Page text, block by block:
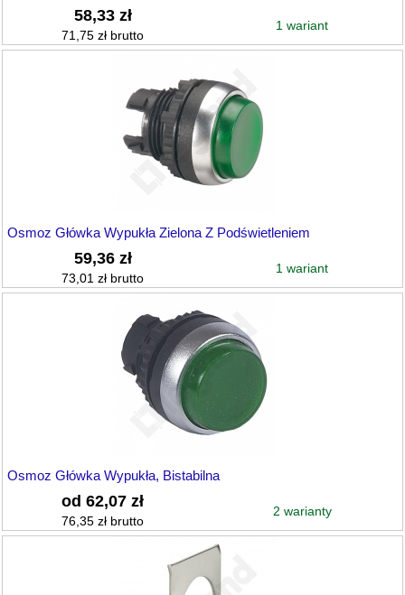
58,33 zł
71,75 zł brutto
1 wariant
Osmoz Główka Wypukła Zielona Z Podświetleniem
59,36 zł
73,01 zł brutto
1 wariant
Osmoz Główka Wypukła, Bistabilna
od 62,07 zł
76,35 zł brutto
2 warianty